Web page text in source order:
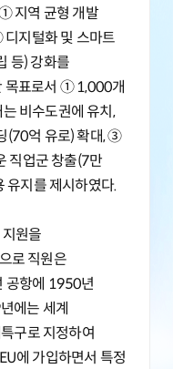
지역 균형 개발
지털화 및 스마트
등) 강화를
목표로서 ① 1,000개
비수도권에 유치,
(70억 유로) 확대, ③
직업군 창출(7만
유지를 제시하였다.
원을
로 직원은
공항에 1950년
에는 세계
구로 지정하여
에 가입하면서 특정